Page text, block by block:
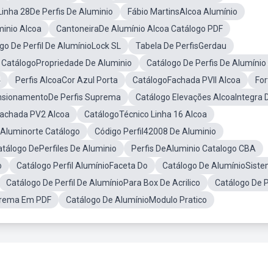
28De Perfis De Aluminio
Fábio MartinsAlcoa Alumínio
Alcoa
CantoneiraDe Alumínio Alcoa Catálogo PDF
De Perfil De AlumínioLock SL
Tabela De PerfisGerdau
De Aluminio
Catálogo De Perfis De
Perfis AlcoaCor Azul Porta CatálogoFachada PVII Alcoa
Perfis Suprema
Catálogo Elevações AlcoaIntegra
PV2 Alcoa
CatálogoTécnico Linha 16 Alcoa
Catálogo
Código Perfil42008 De Aluminio
DePerfiles De Aluminio
Perfis DeAluminio Catalogo CBA
Catálogo Perfil AlumínioFaceta Do
Catálogo De
Catálogo De Perfil De AlumínioPara Box De Acrilico
Catálogo De
Em PDF
Catálogo De AlumínioModulo Pratico